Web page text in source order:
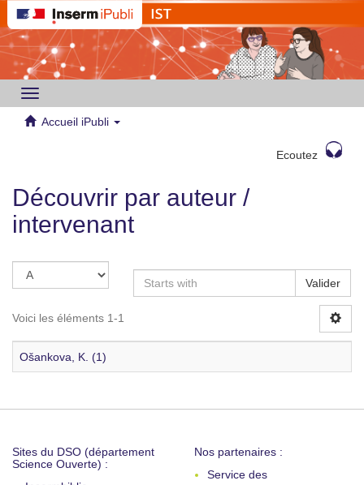
Toggle
navigation
Accueil iPubli
Ecoutez
Découvrir par auteur /
intervenant
Valider
Voici les éléments 1-1
Ošankova, K. (1)
Sites du DSO (département
Science Ouverte) :
Nos partenaires :
Service des